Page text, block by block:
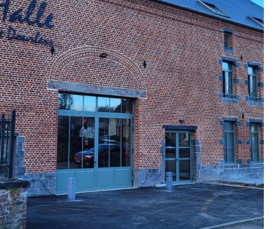
Réalisations, Tertiaire/Equipement